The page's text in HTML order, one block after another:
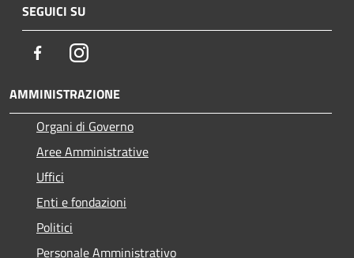
SEGUICI SU
FacebookInstagram
AMMINISTRAZIONE
Organi di Governo
Aree Amministrative
Uffici
Enti e fondazioni
Politici
Personale Amministrativo